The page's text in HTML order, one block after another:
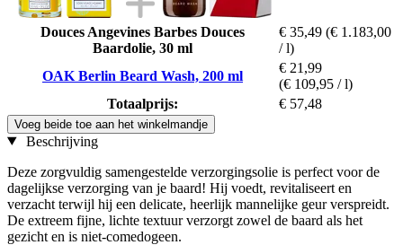
Douces Angevines Barbes Douces
Baardolie, 30 ml
€ 35,49 (€ 1.183,00
/ l)
OAK Berlin Beard Wash, 200 ml
€ 21,99
(€ 109,95 / l)
Totaalprijs:
€ 57,48
Voeg beide toe aan het winkelmandje
Beschrijving
Deze zorgvuldig samengestelde verzorgingsolie is perfect voor de
dagelijkse verzorging van je baard! Hij voedt, revitaliseert en
verzacht terwijl hij een delicate, heerlijk mannelijke geur verspreidt.
De extreem fijne, lichte textuur verzorgt zowel de baard als het
gezicht en is niet-comedogeen.